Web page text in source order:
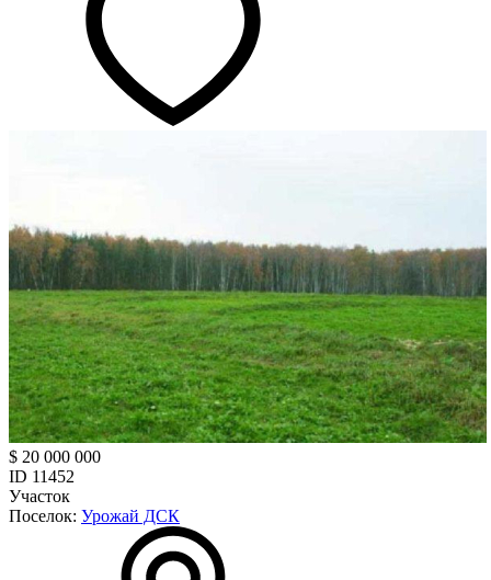
$ 20 000 000
ID 11452
Участок
Поселок: Урожай ДСК